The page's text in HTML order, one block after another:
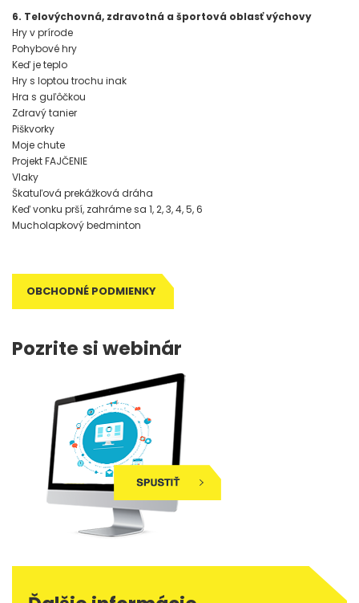
6. Telovýchovná, zdravotná a športová oblasť výchovy
Hry v prírode
Pohybové hry
Keď je teplo
Hry s loptou trochu inak
Hra s guľôčkou
Zdravý tanier
Piškvorky
Moje chute
Projekt FAJČENIE
Vlaky
Škatuľová prekážková dráha
Keď vonku prší, zahráme sa 1, 2, 3, 4, 5, 6
Mucholapkový bedminton
OBCHODNÉ PODMIENKY
Pozrite si webinár